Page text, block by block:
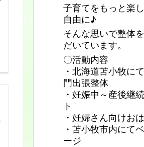
子育てをもっと楽
自由に♪
そんな思いで整体
だいています。
〇活動内容
・北海道苫小牧に
門出張整体
・妊娠中～産後継
ト
・妊婦さん向けお
・苫小牧市内にて
ージ